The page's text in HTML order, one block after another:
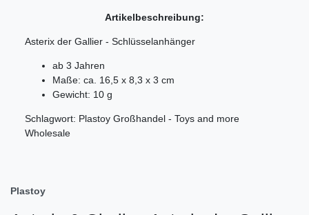
Artikelbeschreibung:
Asterix der Gallier - Schlüsselanhänger
ab 3 Jahren
Maße: ca. 16,5 x 8,3 x 3 cm
Gewicht: 10 g
Schlagwort: Plastoy Großhandel - Toys and more
Wholesale
Plastoy